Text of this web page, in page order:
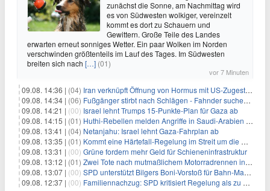
zunächst die Sonne, am Nachmittag wird
es von Südwesten wolkiger, vereinzelt
kommt es dort zu Schauern und
Gewittern. Große Teile des Landes
erwarten erneut sonniges Wetter. Ein paar Wolken im Norden
verschwinden größtenteils im Lauf des Tages. Im Südwesten
breiten sich nach […] (01)
vor 7 Minuten
09.08. 14:36 | (04) Iran verknüpft Öffnung von Hormus mit US-Zugeständnissen
09.08. 14:34 | (06) Fußgänger stirbt nach Schlägen - Fahnder suchen Autofahrer
09.08. 14:21 | (00) Israel lehnt Trumps 15-Punkte-Plan für Gaza ab
09.08. 14:15 | (01) Huthi-Rebellen melden Angriffe in Saudi-Arabien und im Jemen
09.08. 13:41 | (04) Netanjahu: Israel lehnt Gaza-Fahrplan ab
09.08. 13:35 | (01) Kommt eine Härtefall-Regelung im Streit um die Rente mit 63?
09.08. 13:31 | (00) Grüne fordern mehr Geld für Schieneninfrastruktur
09.08. 13:12 | (01) Zwei Tote nach mutmaßlichem Motorradrennen in Köln
09.08. 13:07 | (00) SPD unterstützt Bilgers Boni-Vorstoß für Bahn-Manager
09.08. 12:37 | (00) Familiennachzug: SPD kritisiert Regelung als zu streng